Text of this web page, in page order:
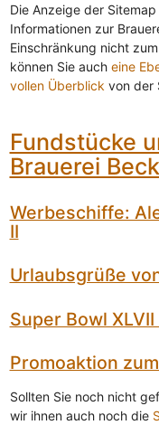
Die Anzeige der
Informationen zur
Einschränkung nicht
können Sie auch eine
vollen Überblick von der
Fundstücke
Brauerei Beck
Werbeschiffe:
II
Urlaubsgrüße
Super Bowl
Promoaktion
Sollten Sie noch nicht
wir ihnen auch noch die